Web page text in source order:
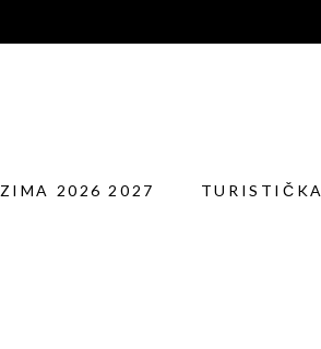
ZIMA 2026 2027